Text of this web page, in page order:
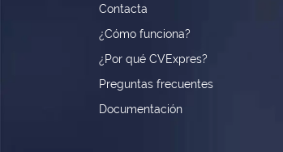
Contacta
¿Cómo funciona?
¿Por qué CVExpres?
Preguntas frecuentes
Documentación